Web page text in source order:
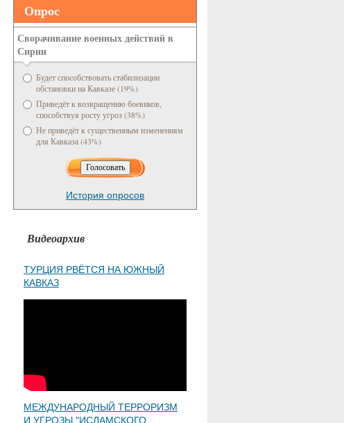
Опрос
Сворачивание военных действий в
Сирии
Будет способствовать стабилизации
обстановки на Кавказе (19%)
Приведёт к возвращению боевиков,
способствуя росту угроз (38%)
Не приведёт к существенным изменениям
для Кавказа (43%)
История опросов
Видеоархив
ТУРЦИЯ РВЁТСЯ НА ЮЖНЫЙ
КАВКАЗ
МЕЖДУНАРОДНЫЙ ТЕРРОРИЗМ
И УГРОЗЫ "ИСЛАМСКОГО